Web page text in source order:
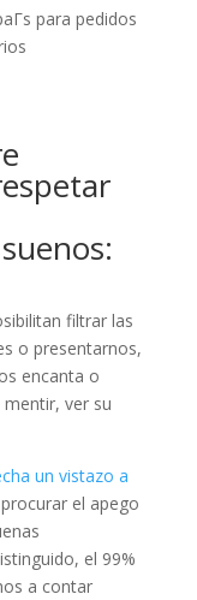
para pedidos
filtrar las
o presentarnos,
encanta o
ver su
un vistazo a
el apego
el 99%
a contar